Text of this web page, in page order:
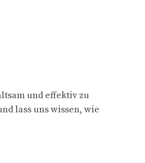
und effektiv zu
lass uns wissen, wie